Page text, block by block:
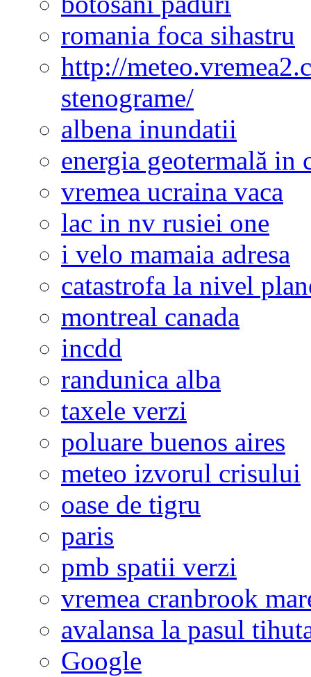
romania foca sihastru
http://
stenograme/
albena inundatii
energia geotermală in
vremea ucraina vaca
lac in nv rusiei one
i velo mamaia adresa
catastrofa la nivel
montreal canada
incdd
randunica alba
taxele verzi
poluare buenos aires
meteo izvorul crisului
oase de tigru
paris
pmb spatii verzi
vremea cranbrook
avalansa la pasul
Google